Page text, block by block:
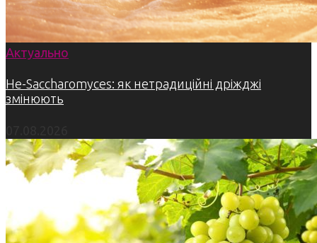
Актуально
Не-Saccharomyces: як нетрадиційні дріжджі
змінюють